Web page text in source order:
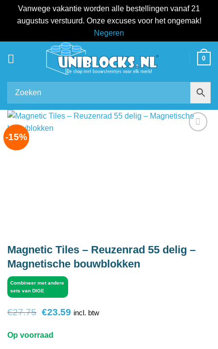
Vanwege vakantie worden alle bestellingen vanaf 21
augustus verstuurd. Onze excuses voor het ongemak!
Negeren
0
-15%
Magnetic Tiles – Reuzenrad 55 delig –
Magnetische bouwblokken
Combineer met andere
sets van DIGE
€27.75 Oorspronkelijke
was:
€27.75.
€23.59Huidige
incl. btw
Op voorraad